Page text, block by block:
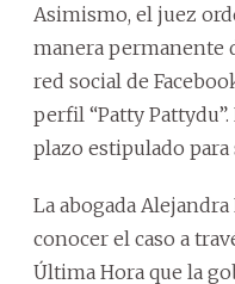
Asimismo, el juez
manera permanente
red social de
perfil “Patty
plazo estipulado
La abogada
conocer el caso a
Última Hora que la